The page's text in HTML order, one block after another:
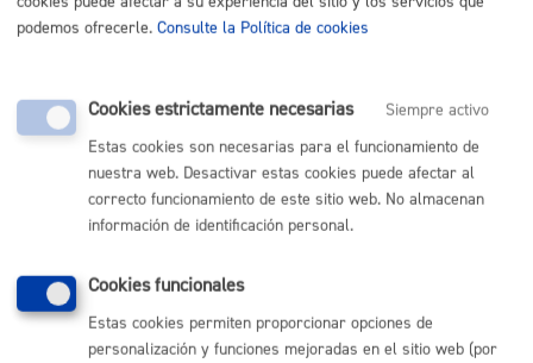
ONLINE
PRESENCIAL
MÁQUINA
Inscripción a conciertos escolares
ONLINE
PRESENCIAL
TELÉFONO
podemos ofrecerle. Consulte la Política de cookies
Cookies estrictamente necesarias
Siempre activo
Estas cookies son necesarias para el funcionamiento de
nuestra web. Desactivar estas cookies puede afectar al
correcto funcionamiento de este sitio web. No almacenan
información de identificación personal.
Cookies funcionales
Estas cookies permiten proporcionar opciones de
personalización y funciones mejoradas en el sitio web (por